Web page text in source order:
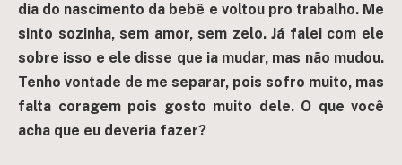
dia do nascimento da bebê e voltou pro trabalho. Me
sinto sozinha, sem amor, sem zelo. Já falei com ele
sobre isso e ele disse que ia mudar, mas não mudou.
Tenho vontade de me separar, pois sofro muito, mas
falta coragem pois gosto muito dele. O que você
acha que eu deveria fazer?